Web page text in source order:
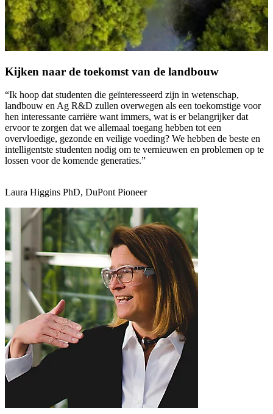
Kijken naar de toekomst van de landbouw
“Ik hoop dat studenten die geïnteresseerd zijn in wetenschap,
landbouw en Ag R&D zullen overwegen als een toekomstige voor
hen interessante carriëre want immers, wat is er belangrijker dat
ervoor te zorgen dat we allemaal toegang hebben tot een
overvloedige, gezonde en veilige voeding? We hebben de beste en
intelligentste studenten nodig om te vernieuwen en problemen op te
lossen voor de komende generaties.”
Laura Higgins PhD, DuPont Pioneer